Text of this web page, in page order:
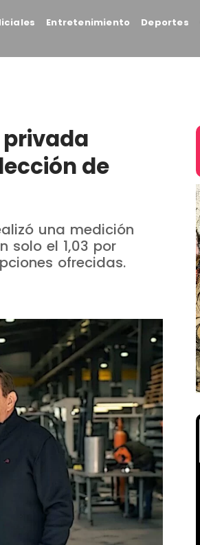
Entretenimiento Deportes
privada
de
una medición
solo el 1,03 por
ofrecidas.